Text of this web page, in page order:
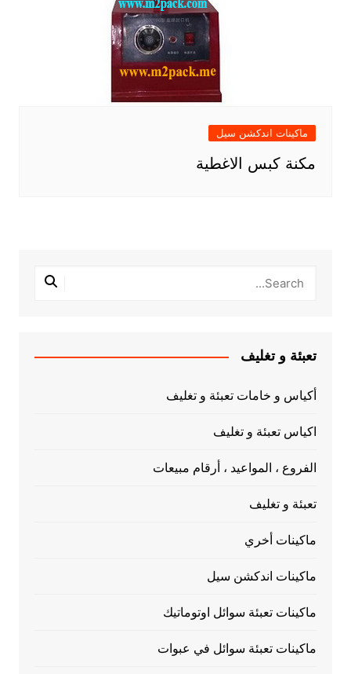
ماكينات اندكشن سيل
مكنة كبس الاغطية
تعبئة و تغليف
أكياس و خامات تعبئة و تغليف
اكياس تعبئة و تغليف
الفروع ، المواعيد ، أرقام مبيعات
تعبئة و تغليف
ماكينات أخري
ماكينات اندكشن سيل
ماكينات تعبئة سوائل اوتوماتيك
ماكينات تعبئة سوائل في عبوات